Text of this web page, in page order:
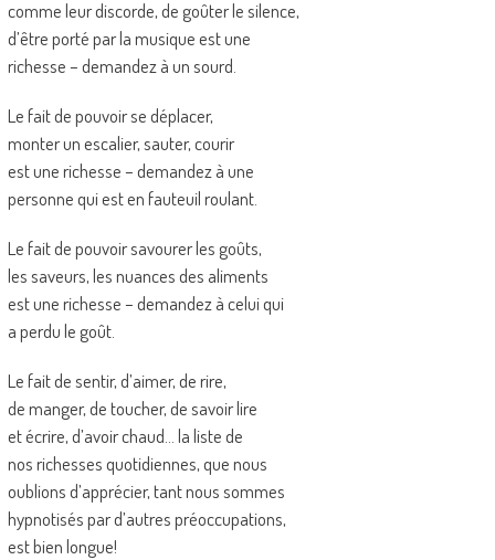
comme leur discorde, de goûter le silence,
d’être porté par la musique est une
richesse – demandez à un sourd.
Le fait de pouvoir se déplacer,
monter un escalier, sauter, courir
est une richesse – demandez à une
personne qui est en fauteuil roulant.
Le fait de pouvoir savourer les goûts,
les saveurs, les nuances des aliments
est une richesse – demandez à celui qui
a perdu le goût.
Le fait de sentir, d’aimer, de rire,
de manger, de toucher, de savoir lire
et écrire, d’avoir chaud… la liste de
nos richesses quotidiennes, que nous
oublions d’apprécier, tant nous sommes
hypnotisés par d’autres préoccupations,
est bien longue!